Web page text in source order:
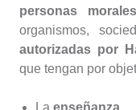
personas
organismos,
autorizadas por
que tengan por
La enseñanza,